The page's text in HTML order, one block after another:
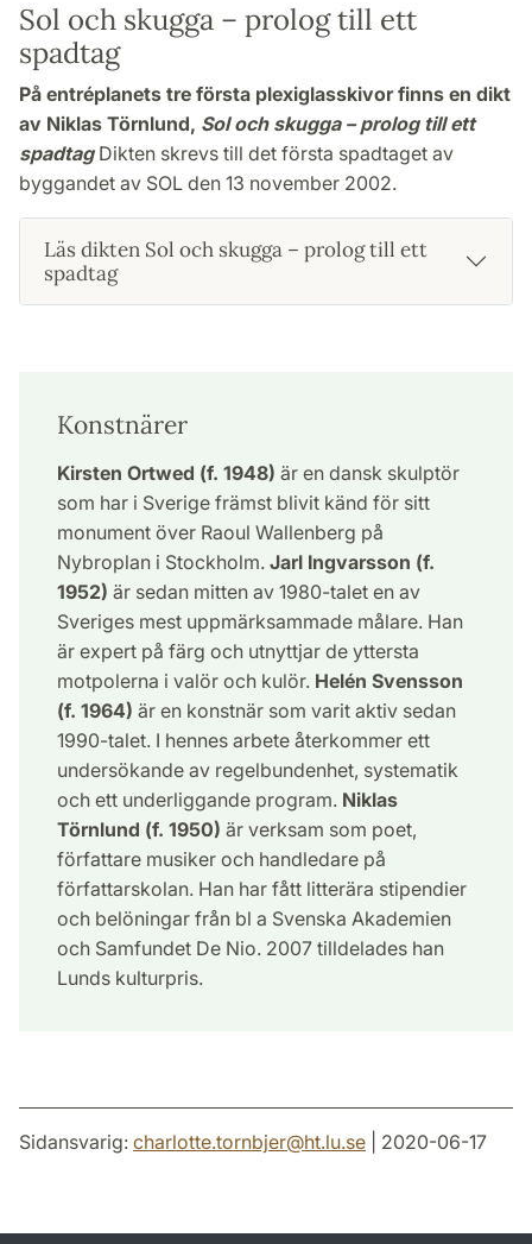
Sol och skugga – prolog till ett
spadtag
På entréplanets tre första plexiglasskivor finns en dikt
av Niklas Törnlund, Sol och skugga – prolog till ett
spadtagDikten skrevs till det första spadtaget av
byggandet av SOL den 13 november 2002.
Läs dikten Sol och skugga – prolog till ett
spadtag
Konstnärer
Kirsten Ortwed (f. 1948) är en dansk skulptör
som har i Sverige främst blivit känd för sitt
monument över Raoul Wallenberg på
Nybroplan i Stockholm. Jarl Ingvarsson (f.
1952) är sedan mitten av 1980-talet en av
Sveriges mest uppmärksammade målare. Han
är expert på färg och utnyttjar de yttersta
motpolerna i valör och kulör. Helén Svensson
(f. 1964) är en konstnär som varit aktiv sedan
1990-talet. I hennes arbete återkommer ett
undersökande av regelbundenhet, systematik
och ett underliggande program. Niklas
Törnlund (f. 1950) är verksam som poet,
författare musiker och handledare på
författarskolan. Han har fått litterära stipendier
och belöningar från bl a Svenska Akademien
och Samfundet De Nio. 2007 tilldelades han
Lunds kulturpris.
Sidansvarig: charlotte.tornbjer@ht.lu.se | 2020-06-17